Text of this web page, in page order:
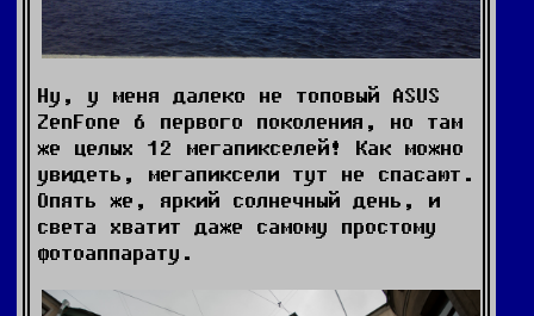
Ну, у меня далеко не топовый ASUS
ZenFone 6 первого поколения, но там
же целых 12 мегапикселей! Как можно
увидеть, мегапиксели тут не спасают.
Опять же, яркий солнечный день, и
света хватит даже самому простому
фотоаппарату.